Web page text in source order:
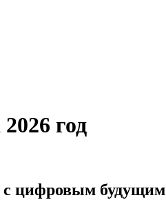
год
с цифровым будущим